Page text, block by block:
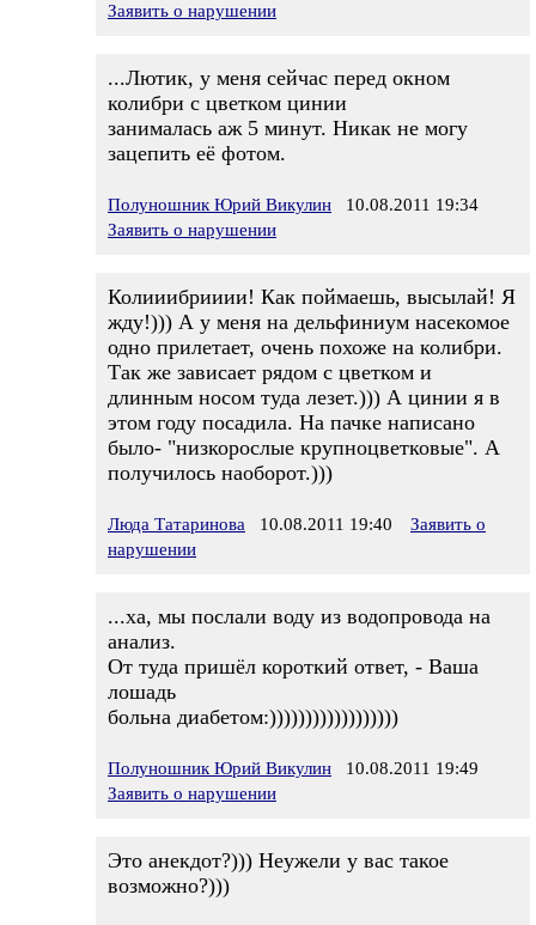
Заявить о нарушении
...Лютик, у меня сейчас перед окном
колибри с цветком цинии
занималась аж 5 минут. Никак не могу
зацепить её фотом.
Полуношник Юрий Викулин 10.08.2011 19:34
Заявить о нарушении
Колииибрииии! Как поймаешь, высылай! Я
жду!))) А у меня на дельфиниум насекомое
одно прилетает, очень похоже на колибри.
Так же зависает рядом с цветком и
длинным носом туда лезет.))) А цинии я в
этом году посадила. На пачке написано
было- "низкорослые крупноцветковые". А
получилось наоборот.)))
Люда Татаринова 10.08.2011 19:40
Заявить о
нарушении
...ха, мы послали воду из водопровода на
анализ.
От туда пришёл короткий ответ, - Ваша
лошадь
больна диабетом:))))))))))))))))))
Полуношник Юрий Викулин 10.08.2011 19:49
Заявить о нарушении
Это анекдот?))) Неужели у вас такое
возможно?)))